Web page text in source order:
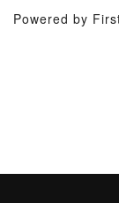
Powered by